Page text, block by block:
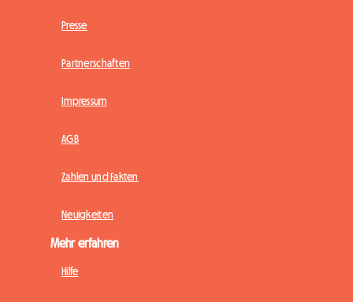
Presse
Partnerschaften
Impressum
AGB
Zahlen und Fakten
Neuigkeiten
Mehr erfahren
Hilfe